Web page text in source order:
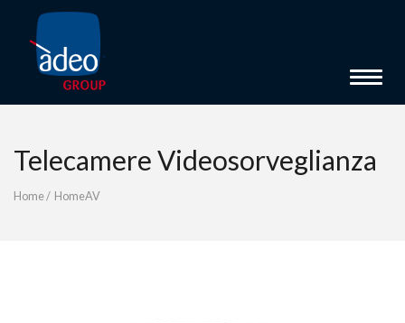
Toggle
Telecamere Videosorveglianza
Home/ HomeAV